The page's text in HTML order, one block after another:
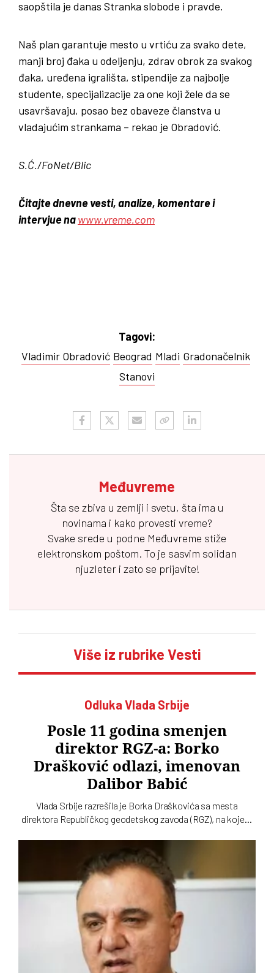
saopštila je danas Stranka slobode i pravde.
Naš plan garantuje mesto u vrtiću za svako dete,
manji broj đaka u odeljenju, zdrav obrok za svakog
đaka, uređena igrališta, stipendije za najbolje
studente, specijalizacije za one koji žele da se
usavršavaju, posao bez obaveze članstva u
vladajućim strankama – rekao je Obradović.
S.Ć./FoNet/Blic
Čitajte dnevne vesti, analize, komentare i
intervjue nawww.vreme.com
Tagovi:
Vladimir Obradović Beograd Mladi Gradonačelnik
Stanovi
Međuvreme
Šta se zbiva u zemlji i svetu, šta ima u
novinama i kako provesti vreme?
Svake srede u podne Međuvreme stiže
elektronskom poštom. To je sasvim solidan
njuzleter i zato se prijavite!
Više iz rubrike Vesti
Odluka Vlada Srbije
Posle 11 godina smenjen
direktor RGZ-a: Borko
Drašković odlazi, imenovan
Dalibor Babić
Vlada Srbije razrešila je Borka Draškovića sa mesta
direktora Republičkog geodetskog zavoda (RGZ), na kojem